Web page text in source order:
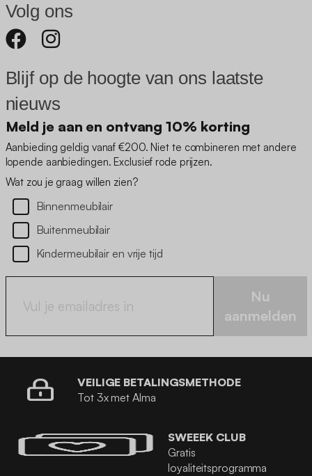
Volg ons
Blijf op de hoogte van ons laatste
nieuws
Meld je aan en ontvang 10% korting
Aanbieding geldig vanaf €200. Niet te combineren met andere
lopende aanbiedingen. Exclusief rode prijzen.
Wat zou je graag willen zien?
Binnenmeubilair
Buitenmeubilair
Kindermeubilair en vrije tijd
Nu
aanmelden
VEILIGE BETALINGSMETHODE
Tot 3x met Alma
SWEEEK CLUB
Gratis
loyaliteitsprogramma